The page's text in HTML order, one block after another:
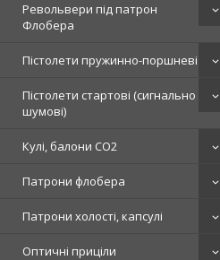
Револьвери під патрон
Флобера
Пістолети пружинно-поршневі
Пістолети стартові (сигнально
шумові)
Кулі, балони СО2
Патрони флобера
Патрони холості, капсулі
Оптичні приціли